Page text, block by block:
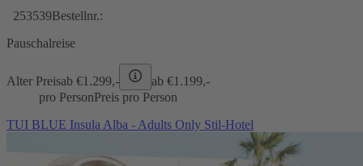
253539Bestellnr.:
Pauschalreise
Alter Preisab €1.299,- ab €1.199,-
pro PersonPreis pro Person
TUI BLUE Insula Alba - Adults Only Stil-Hotel